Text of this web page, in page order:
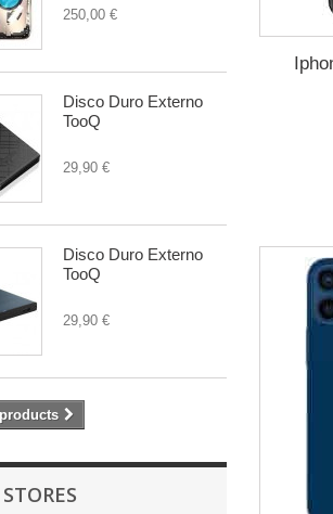
250,00 €
Disco Duro Externo
TooQ
29,90 €
Disco Duro Externo
TooQ
29,90 €